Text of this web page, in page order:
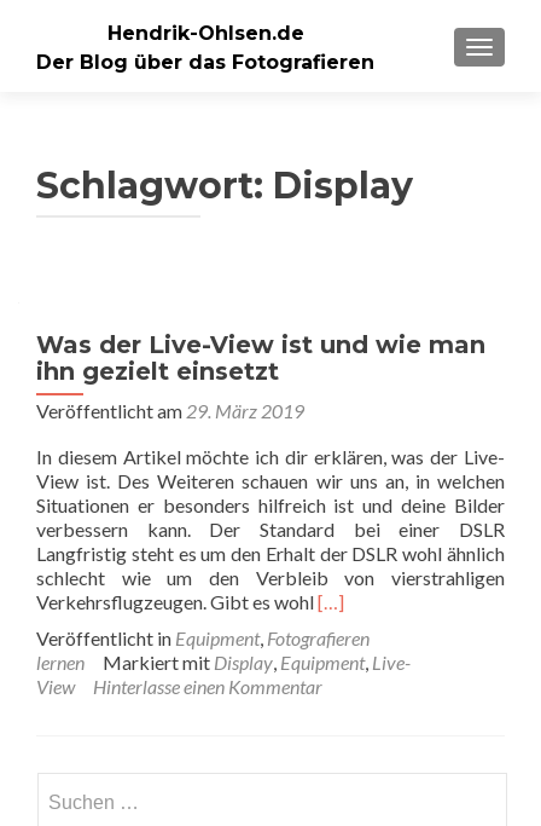
Hendrik-Ohlsen.de
Der Blog über das Fotografieren
Schlagwort: Display
Was der Live-View ist und wie man
ihn gezielt einsetzt
Veröffentlicht am 29. März 2019
In diesem Artikel möchte ich dir erklären, was der Live-
View ist. Des Weiteren schauen wir uns an, in welchen
Situationen er besonders hilfreich ist und deine Bilder
verbessern kann. Der Standard bei einer DSLR
Langfristig steht es um den Erhalt der DSLR wohl ähnlich
schlecht wie um den Verbleib von vierstrahligen
Verkehrsflugzeugen. Gibt es wohlRead
about
Was
der
ist
[…]
Veröffentlicht in Equipment, Fotografieren
lernen
Markiert mit Display, Equipment, Live-
View
Hinterlasse einen Kommentar
nach: